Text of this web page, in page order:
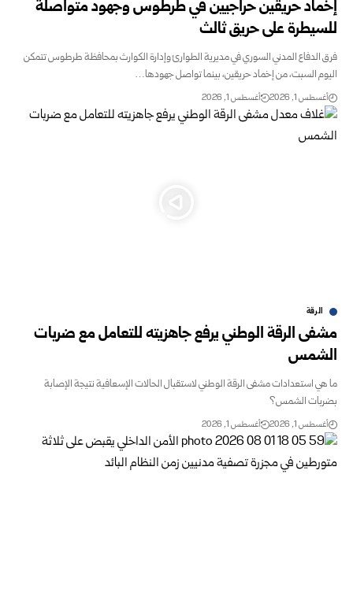
إخماد حريقين حراجيين في طرطوس وجهود متواصلة
للسيطرة على حريق ‏ثالث
فرق الدفاع المدني السوري في مديرية الطوارئ وإدارة الكوارث ‏بمحافظة طرطوس تتمكن
اليوم السبت، من إخماد حريقين، بينما ‏تواصل جهودها…
أغسطس 1, 2026 أغسطس 1, 2026
الرقة
مشفى الرقة الوطني يرفع ‏جاهزيته للتعامل مع ضربات
الشمس
ما هي استعدادات مشفى الرقة الوطني لاستقبال الحالات الإسعافية نتيجة الإصابة
بضربات الشمس؟
أغسطس 1, 2026 أغسطس 1, 2026